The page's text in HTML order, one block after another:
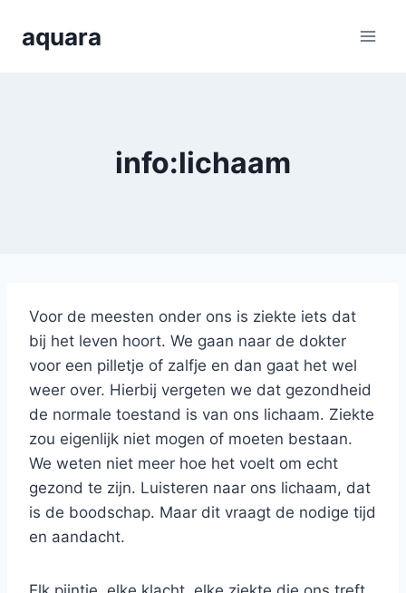
aquara
info:lichaam
Voor de meesten onder ons is ziekte iets dat
bij het leven hoort. We gaan naar de dokter
voor een pilletje of zalfje en dan gaat het wel
weer over. Hierbij vergeten we dat gezondheid
de normale toestand is van ons lichaam. Ziekte
zou eigenlijk niet mogen of moeten bestaan.
We weten niet meer hoe het voelt om echt
gezond te zijn. Luisteren naar ons lichaam, dat
is de boodschap. Maar dit vraagt de nodige tijd
en aandacht.